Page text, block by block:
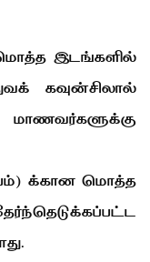
மொத்த இடங்களில்
கவுன்சிலால்
க்கான மொத்த